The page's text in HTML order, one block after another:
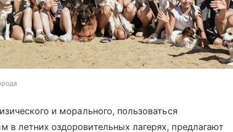
и морального, пользоваться
летних оздоровительных лагерях, предлагают